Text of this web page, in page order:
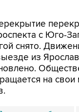
с Юго-
снято.
из
на